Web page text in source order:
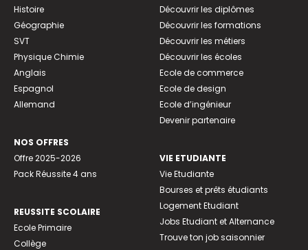
Histoire
Géographie
SVT
Physique Chimie
Anglais
Espagnol
Allemand
NOS OFFRES
Offre 2025-2026
Pack Réussite 4 ans
REUSSITE SCOLAIRE
Ecole Primaire
Collège
Découvrir les diplômes
Découvrir les formations
Découvrir les métiers
Découvrir les écoles
Ecole de commerce
Ecole de design
Ecole d’ingénieur
Devenir partenaire
VIE ETUDIANTE
Vie Etudiante
Bourses et prêts étudiants
Logement Etudiant
Jobs Etudiant et Alternance
Trouve ton job saisonnier